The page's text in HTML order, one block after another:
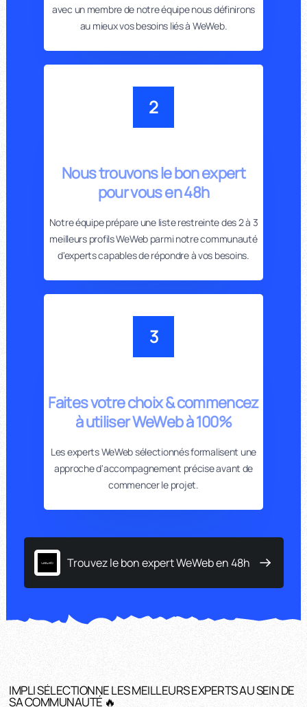
avec un membre de notre équipe nous définirons
au mieux vos besoins liés à WeWeb.
2
Nous trouvons le bon expert
pour vous en 48h
Notre équipe prépare une liste restreinte des 2 à 3
meilleurs profils WeWeb parmi notre communauté
d'experts capables de répondre à vos besoins.
3
Faites votre choix & commencez
à utiliser WeWeb à 100%
Les experts WeWeb sélectionnés formalisent une
approche d'accompagnement précise avant de
commencer le projet.
Trouvez le bon expert WeWeb en 48h
IMPLI SÉLECTIONNE LES MEILLEURS EXPERTS AU SEIN DE
SA COMMUNAUTÉ 🔥